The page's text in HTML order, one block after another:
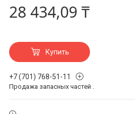
28 434,09 ₸
Купить
+7 (701) 768-51-11
Продажа запасных частей .